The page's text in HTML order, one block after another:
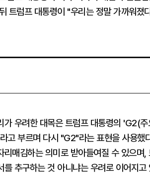
트럼프 대통령이 "우리는 정말 가까워
가 우려한 대목은 트럼프 대통령의 'G2(
고 부르며 다시 "G2"라는 표현을 사용했
리매김하는 의미로 받아들여질 수 있으
를 추구하는 것 아니냐는 우려로 이어지